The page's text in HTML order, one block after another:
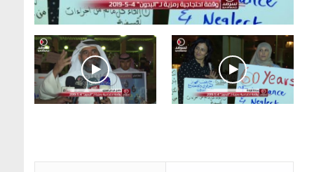
.وقفة احتجاجية رمزية لـ”#البدون” في ساحة الإرادة
الأحد 5 مايو 2019
مخدرات يعني ولا خمر؟!.